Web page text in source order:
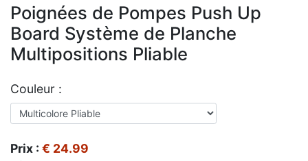
Poignées de Pompes Push Up
Board Système de Planche
Multipositions Pliable
Couleur :
Prix : € 24.99